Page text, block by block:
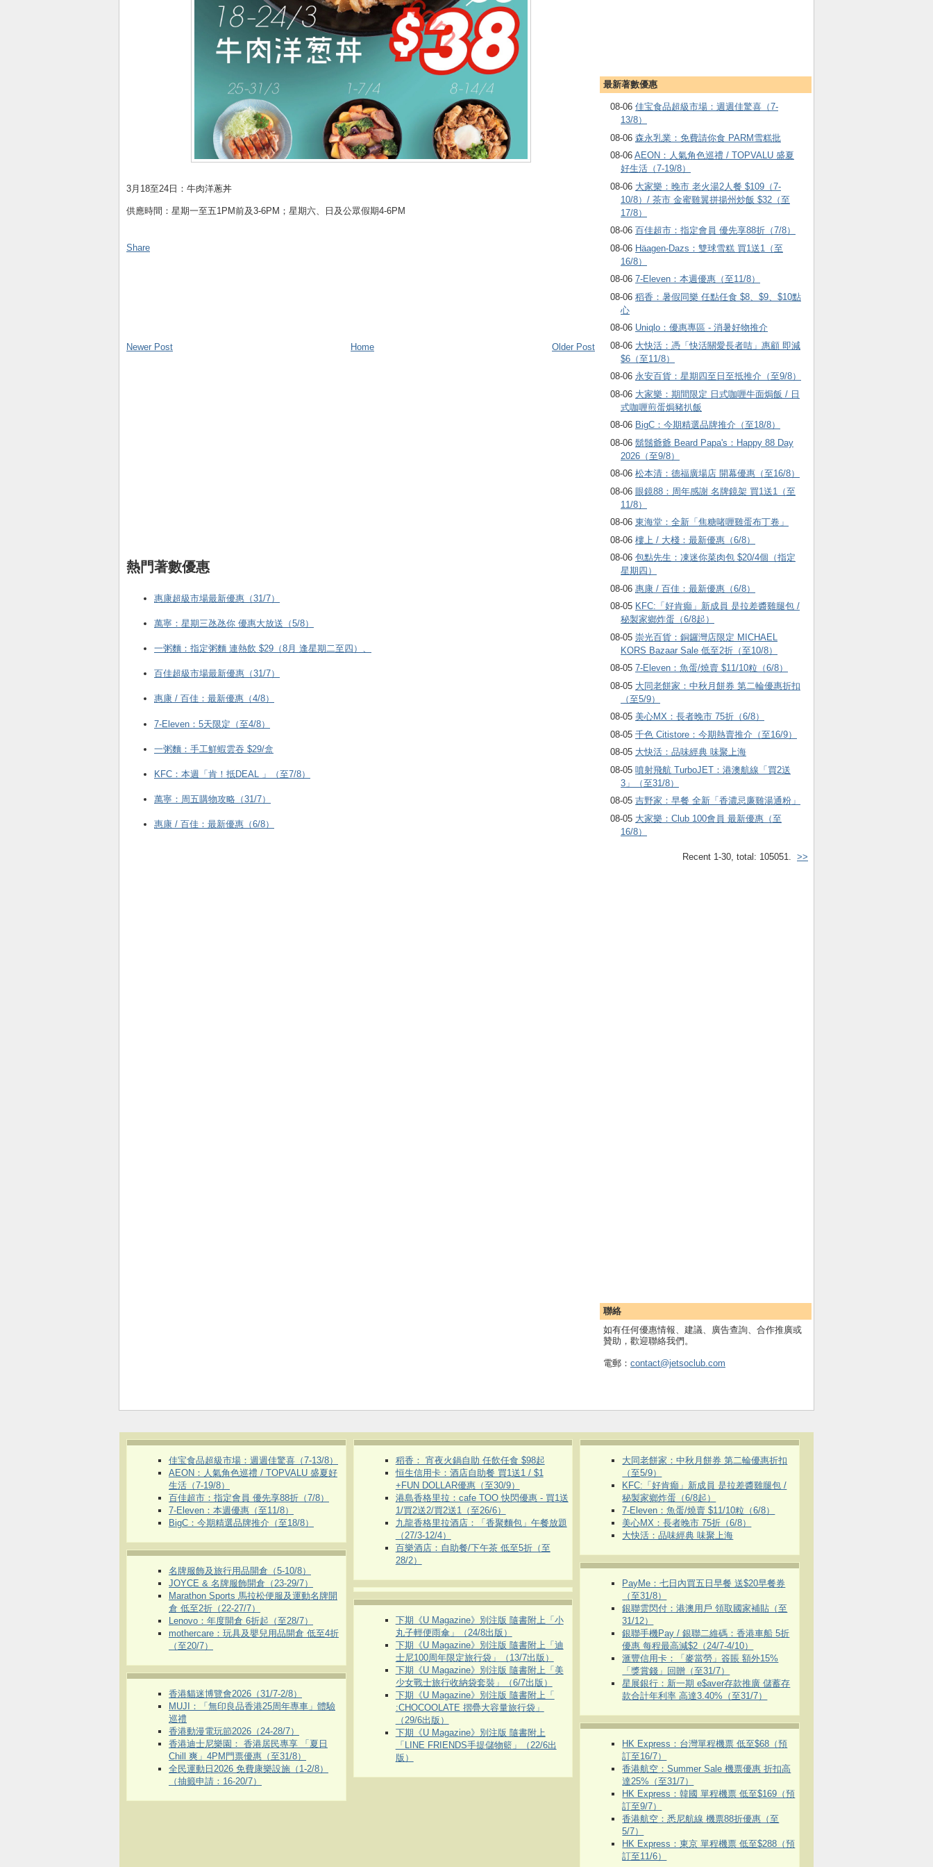
最新著數優惠
08-06 佳宝食品超級市場：週週佳驚喜（7-
13/8）
08-06 森永乳業：免費請你食 PARM雪糕批
08-06 AEON：人氣角色巡禮 / TOPVALU 盛夏
好生活（7-19/8）
08-06 大家樂：晚市 老火湯2人餐 $109（7-
10/8）/ 茶市 金蜜雞翼拼揚州炒飯 $32（至
17/8）
08-06 百佳超市：指定會員 優先享88折（7/8）
08-06 Häagen-Dazs ：雙球雪糕 買1送1（至
16/8）
08-06 7-Eleven：本週優惠（至11/8）
08-06 稻香：暑假同樂 任點任食 $8、$9、$10點
心
08-06 Uniqlo：優惠專區 - 消暑好物推介
08-06 大快活：憑「快活關愛長者咭」惠顧 即減
$6（至11/8）
08-06 永安百貨：星期四至日至抵推介（至9/8）
08-06 大家樂：期間限定 日式咖喱牛面焗飯 / 日
式咖喱煎蛋焗豬扒飯
08-06 BigC：今期精選品牌推介（至18/8）
08-06 鬍鬚爺爺 Beard Papa's：Happy 88 Day
2026（至9/8）
08-06 松本清：德福廣場店 開幕優惠（至16/8）
08-06 眼鏡88：周年感謝 名牌鏡架 買1送1（至
11/8）
08-06 東海堂：全新「焦糖啫喱雞蛋布丁卷」
08-06 樓上 / 大棧：最新優惠（6/8）
08-06 包點先生：凍迷你菜肉包 $20/4個（指定
星期四）
08-06 惠康 / 百佳：最新優惠（6/8）
08-05 KFC:「好肯癲」新成員 是拉差醬雞腿包 /
秘製家鄉炸蛋（6/8起）
08-05 崇光百貨：銅鑼灣店限定 MICHAEL
KORS Bazaar Sale 低至2折（至10/8）
08-05 7-Eleven：魚蛋/燒賣 $11/10粒（6/8）
08-05 大同老餅家：中秋月餅券 第二輪優惠折扣
（至5/9）
08-05 美心MX：長者晚市 75折（6/8）
08-05 千色 Citistore：今期熱賣推介（至16/9）
08-05 大快活：品味經典 味聚上海
08-05 噴射飛航 TurboJET：港澳航線「買2送
3」（至31/8）
08-05 吉野家：早餐 全新「香濃忌廉雞湯通粉」
08-05 大家樂：Club 100會員 最新優惠（至
16/8）
Recent 1-30, total: 105051. >>
聯絡
如有任何優惠情報、建議、廣告查詢、合作推廣或
贊助，歡迎聯絡我們。
電郵： contact@jetsoclub.com
3月18至24日：牛肉洋蔥丼
供應時間：星期一至五1PM前及3-6PM；星期六、日及公眾假期4-6PM
Share
Newer Post Older Post
Home
熱門著數優惠
惠康超級市場最新優惠（31/7）
萬寧：星期三氹氹你 優惠大放送（5/8）
一粥麵：指定粥麵 連熱飲 $29（8月 逢星期二至四）、
百佳超級市場最新優惠（31/7）
惠康 / 百佳：最新優惠（4/8）
7-Eleven：5天限定（至4/8）
一粥麵：手工鮮蝦雲吞 $29/盒
KFC ：本週「肯！抵DEAL 」（至7/8）
萬寧：周五購物攻略（31/7）
惠康 / 百佳：最新優惠（6/8）
佳宝食品超級市場：週週佳驚喜（7-13/8）
AEON：人氣角色巡禮 / TOPVALU 盛夏好
生活（7-19/8）
百佳超市：指定會員 優先享88折（7/8）
7-Eleven：本週優惠（至11/8）
BigC：今期精選品牌推介（至18/8）
名牌服飾及旅行用品開倉（5-10/8）
JOYCE & 名牌服飾開倉（23-29/7）
Marathon Sports 馬拉松便服及運動名牌開
倉 低至2折（22-27/7）
Lenovo：年度開倉 6折起（至28/7）
mothercare：玩具及嬰兒用品開倉 低至4折
（至20/7）
香港貓迷博覽會2026（31/7-2/8）
MUJI：「無印良品香港25周年專車」體驗
巡禮
香港動漫電玩節2026（24-28/7）
香港迪士尼樂園： 香港居民專享 「夏日
Chill 爽」4PM門票優惠（至31/8）
全民運動日2026 免費康樂設施（1-2/8）
（抽籤申請：16-20/7）
稻香： 宵夜火鍋自助 任飲任食 $98起
恒生信用卡：酒店自助餐 買1送1 / $1
+FUN DOLLAR優惠（至30/9）
港島香格里拉：cafe TOO 快閃優惠 - 買1送
1/買2送2/買2送1（至26/6）
九龍香格里拉酒店：「香聚麵包」午餐放題
（27/3-12/4）
百樂酒店：自助餐/下午茶 低至5折（至
28/2）
下期《U Magazine》別注版 隨書附上「小
丸子輕便雨傘」（24/8出版）
下期《U Magazine》別注版 隨書附上「迪
士尼100周年限定旅行袋」（13/7出版）
下期《U Magazine》別注版 隨書附上「美
少女戰士旅行收納袋套裝」（6/7出版）
下期《U Magazine》別注版 隨書附上「
:CHOCOOLATE 摺疊大容量旅行袋」
（29/6出版）
下期《U Magazine》別注版 隨書附上
「LINE FRIENDS手提儲物籃」（22/6出
版）
大同老餅家：中秋月餅券 第二輪優惠折扣
（至5/9）
KFC:「好肯癲」新成員 是拉差醬雞腿包 /
秘製家鄉炸蛋（6/8起）
7-Eleven：魚蛋/燒賣 $11/10粒（6/8）
美心MX：長者晚市 75折（6/8）
大快活：品味經典 味聚上海
PayMe：七日內買五日早餐 送$20早餐券
（至31/8）
銀聯雲閃付：港澳用戶 領取國家補貼（至
31/12）
銀聯手機Pay / 銀聯二維碼：香港車船 5折
優惠 每程最高減$2（24/7-4/10）
滙豐信用卡：「麥當勞」簽賬 額外15%
「獎賞錢」回贈（至31/7）
星展銀行：新一期 e$aver存款推廣 儲蓄存
款合計年利率 高達3.40%（至31/7）
HK Express：台灣單程機票 低至$68（預
訂至16/7）
香港航空：Summer Sale 機票優惠 折扣高
達25%（至31/7）
HK Express：韓國 單程機票 低至$169（預
訂至9/7）
香港航空：悉尼航線 機票88折優惠（至
5/7）
HK Express：東京 單程機票 低至$288（預
訂至11/6）